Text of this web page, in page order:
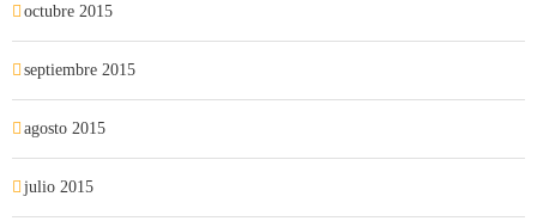
octubre 2015
septiembre 2015
agosto 2015
julio 2015